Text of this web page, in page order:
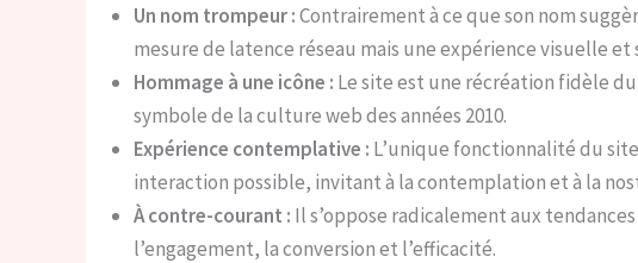
Un nom trompeur :Contrairement à ce que son nom
mesure de latence réseau mais une expérience visuelle et
Hommage à une icône : Le site est une récréation fidèle
symbole de la culture web des années 2010.
Expérience contemplative : L’unique fonctionnalité du
interaction possible, invitant à la contemplation et à la
À contre-courant : Il s’oppose radicalement aux
l’engagement, la conversion et l’efficacité.